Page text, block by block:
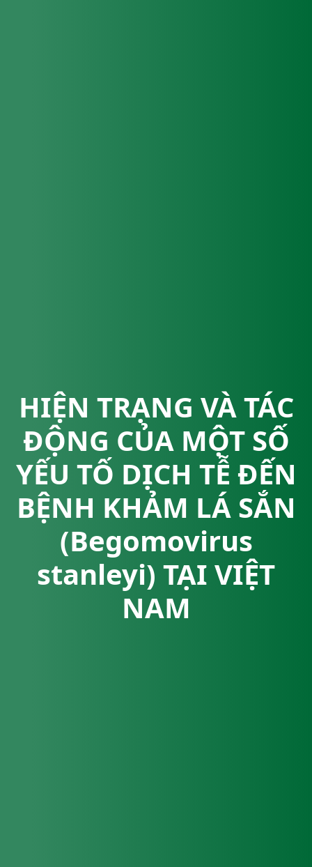
HIỆN TRẠNG VÀ TÁC
ĐỘNG CỦA MỘT SỐ
YẾU TỐ DỊCH TỄ ĐẾN
BỆNH KHẢM LÁ SẮN
(Begomovirus
stanleyi) TẠI VIỆT
NAM